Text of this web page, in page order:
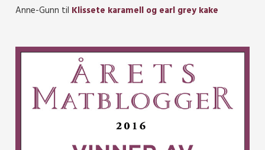
Anne-Gunn til Klissete karamell og earl grey kake